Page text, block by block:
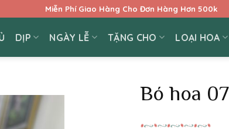
Miễn Phí Giao Hàng Cho Đơn Hàng Hơn 500k
DỊP NGÀY LỄ TẶNG CHO LOẠI HOA
Bó hoa